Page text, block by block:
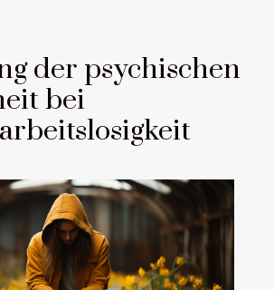
der psychischen
bei